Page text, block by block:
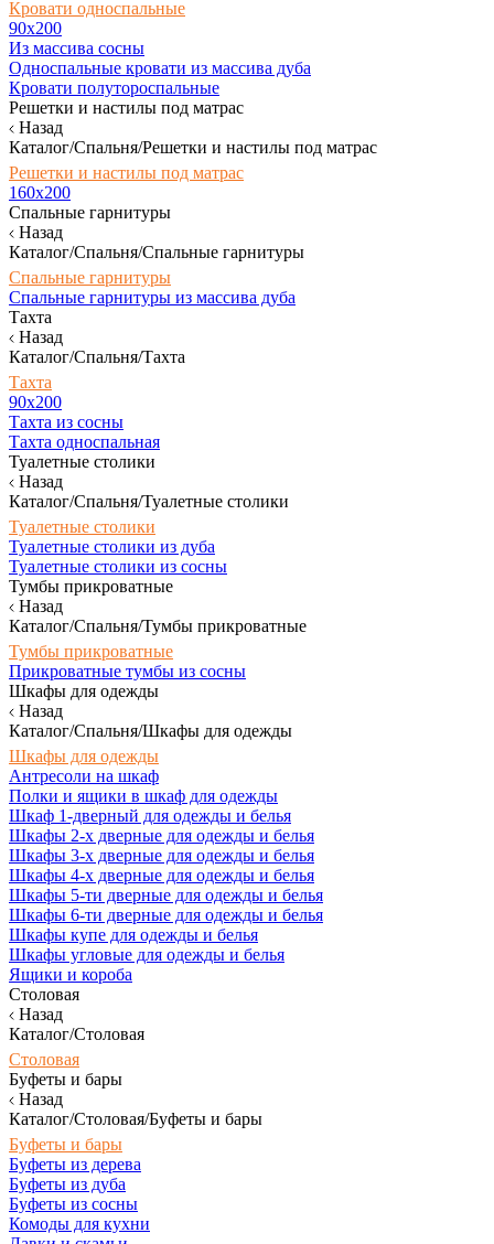
Кровати односпальные
90х200
Из массива сосны
Односпальные кровати из массива дуба
Кровати полутороспальные
Решетки и настилы под матрас
Назад
Каталог/Спальня/Решетки и настилы под матрас
Решетки и настилы под матрас
160х200
Спальные гарнитуры
Назад
Каталог/Спальня/Спальные гарнитуры
Спальные гарнитуры
Спальные гарнитуры из массива дуба
Тахта
Назад
Каталог/Спальня/Тахта
Тахта
90х200
Тахта из сосны
Тахта односпальная
Туалетные столики
Назад
Каталог/Спальня/Туалетные столики
Туалетные столики
Туалетные столики из дуба
Туалетные столики из сосны
Тумбы прикроватные
Назад
Каталог/Спальня/Тумбы прикроватные
Тумбы прикроватные
Прикроватные тумбы из сосны
Шкафы для одежды
Назад
Каталог/Спальня/Шкафы для одежды
Шкафы для одежды
Антресоли на шкаф
Полки и ящики в шкаф для одежды
Шкаф 1-дверный для одежды и белья
Шкафы 2-х дверные для одежды и белья
Шкафы 3-х дверные для одежды и белья
Шкафы 4-х дверные для одежды и белья
Шкафы 5-ти дверные для одежды и белья
Шкафы 6-ти дверные для одежды и белья
Шкафы купе для одежды и белья
Шкафы угловые для одежды и белья
Ящики и короба
Столовая
Назад
Каталог/Столовая
Столовая
Буфеты и бары
Назад
Каталог/Столовая/Буфеты и бары
Буфеты и бары
Буфеты из дерева
Буфеты из дуба
Буфеты из сосны
Комоды для кухни